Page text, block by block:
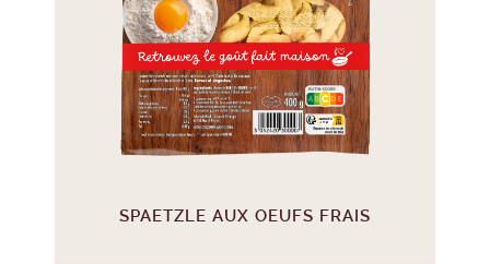
SPAETZLE AUX OEUFS FRAIS